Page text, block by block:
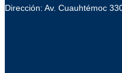
Dirección: Av. Cuauhtémoc